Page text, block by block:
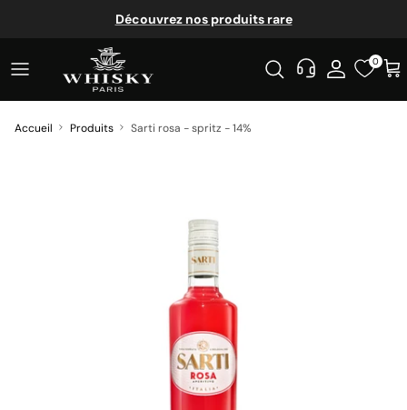
Découvrez nos produits rare
0
Accueil Produits Sarti rosa - spritz - 14%